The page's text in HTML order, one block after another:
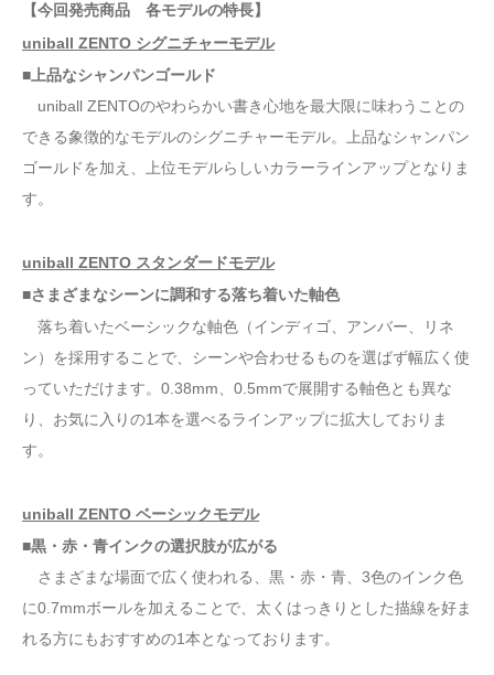
【今回発売商品 各モデルの特長】
uniball ZENTO シグニチャーモデル
■上品なシャンパンゴールド
uniball ZENTOのやわらかい書き心地を最大限に味わうことの
できる象徴的なモデルのシグニチャーモデル。上品なシャンパン
ゴールドを加え、上位モデルらしいカラーラインアップとなりま
す。
uniball ZENTO スタンダードモデル
■さまざまなシーンに調和する落ち着いた軸色
落ち着いたベーシックな軸色（インディゴ、アンバー、リネ
ン）を採用することで、シーンや合わせるものを選ばず幅広く使
っていただけます。0.38mm、0.5mmで展開する軸色とも異な
り、お気に入りの1本を選べるラインアップに拡大しておりま
す。
uniball ZENTO ベーシックモデル
■黒・赤・青インクの選択肢が広がる
さまざまな場面で広く使われる、黒・赤・青、3色のインク色
に0.7mmボールを加えることで、太くはっきりとした描線を好ま
れる方にもおすすめの1本となっております。